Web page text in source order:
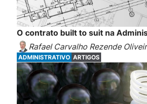
O contrato built to suit na
Rafael Carvalho Rezende
ADMINISTRATIVO ARTIGOS